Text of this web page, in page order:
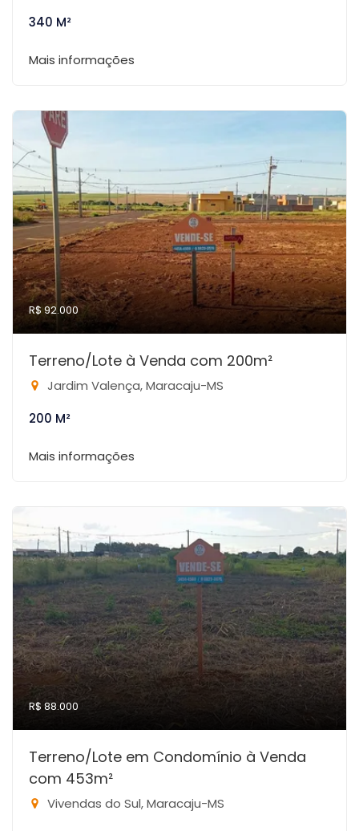
340 M²
Mais informações
R$ 92.000
Terreno/Lote à Venda com 200m²
Jardim Valença, Maracaju-MS
200 M²
Mais informações
R$ 88.000
Terreno/Lote em Condomínio à Venda
com 453m²
Vivendas do Sul, Maracaju-MS